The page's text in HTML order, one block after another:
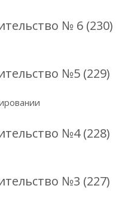
№ 6 (230)
№5 (229)
№4 (228)
№3 (227)